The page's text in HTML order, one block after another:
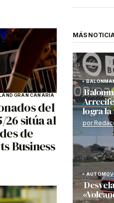
GRAN CANARIA
del
26 sitúa al
de
Business
MÁS
logra
por